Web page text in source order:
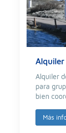
Alquiler
para
bien
Más